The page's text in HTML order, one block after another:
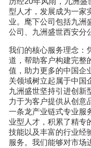
型人才，发展成为一家
业。麾下公司包括九洲
公司、九洲盛世西安分
我们的核心服务理念：
道，帮助客户构建完整
值，助力更多的中国企
关领域树立起属于中国
九洲盛世坚持引进创新
力于为客户提供从创意
一条龙产业链式专业服
业型人才，积累了精专
技能以及丰富的行业经
服务。我们能够对市场